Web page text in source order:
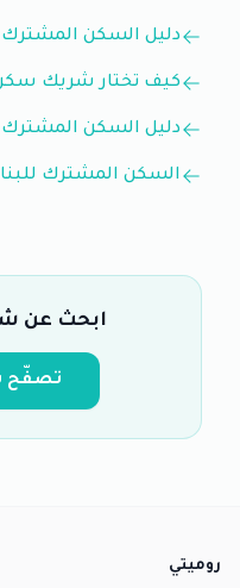
دليل السكن
كيف تختار شريك
دليل السكن المشترك
السكن المشترك
ابحث عن
تصفّح
روميتي